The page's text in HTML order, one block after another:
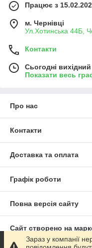
Працює з
м. Чернівці
Ул.Хотинська 44Б,
Контакти
Сьогодні вихідний
Показати весь
Про нас
Контакти
Доставка та оплата
Графік роботи
Повна версія сайту
Сайт створено на
Зараз у компанії